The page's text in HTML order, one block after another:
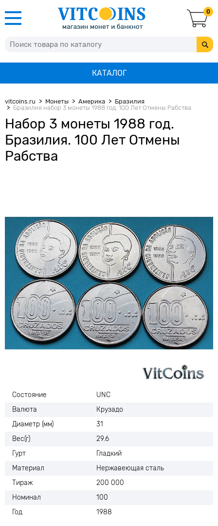
0
КАТАЛОГ
vitcoins.ru Монеты Америка
Бразилия
Бразилия набор 3 монеты 1988 год. 100 Лет Отмены Рабства
Набор 3 монеты 1988 год.
Бразилия. 100 Лет Отмены
Рабства
Состояние
UNC
Валюта
Крузадо
Диаметр (мм)
31
Вес(г)
29.6
Гурт
Гладкий
Материал
Нержавеющая сталь
Тираж
200 000
Номинал
100
Год
1988